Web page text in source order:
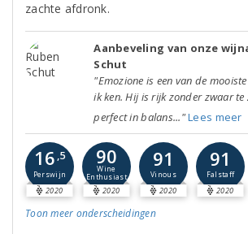
zachte afdronk.
Aanbeveling van onze
Schut
"Emozione is een van de
ik ken. Hij is rijk zonder zwaar
perfect in balans..."Lees meer
16 ,5
Perswijn
2020
90
Wine
Enthusiast
2020
91
Vinous
2020
91
Falstaff
2020
Toon meer onderscheidingen